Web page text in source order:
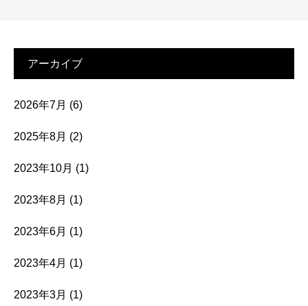
アーカイブ
2026年7月 (6)
2025年8月 (2)
2023年10月 (1)
2023年8月 (1)
2023年6月 (1)
2023年4月 (1)
2023年3月 (1)